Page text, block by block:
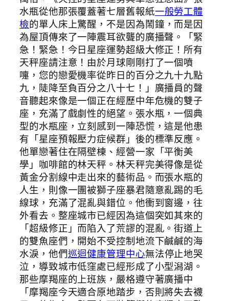
水瓶從他那張覆蓋著七層舊報紙一般勞工體
檢的單人床上驚醒，不是因為鬧鐘，而是因
為屋頂傳來了一陣震耳欲聾的廣播聲。「緊
急！緊急！今日星座運勢超級大修正！所有
天秤座請注意！由於月球剛剛打了一個噴
嚏，您的戀愛機率從昨日的百分之九十九點
九，陡降至負百分之八十七！」廣播員的聲
音聽起來像是一個正在經歷中年危機的雙子
座，充滿了戲劇性的絕望。張水瓶，一個典
型的水瓶座，立刻感到一陣恐慌，這是他患
有「星座預報壓力症候群」後的標準反應。
他單戀著住在隔壁棟、經營一家「平衡美
學」咖啡館的林天秤。林天秤完美得像是從
黃金分割線中走出來的藝術品。而張水瓶的
人生，則像一團被獅子座暴君隨意亂踢的毛
線球，充滿了混亂與錯位。他衝到窗邊，往
外看去。整座城市已經因為這個突如其來的
「超級修正」而陷入了荒謬的混亂。街道上
的雙魚座們，開始不受控制地流下鹹鹹的海
水淚，他們巡迴健康管理中心無法停止地哭
泣，導致城市低窪處已經形成了小型潟湖。
那些摩羯座的上班族，嚴格遵守著廣播中
「摩羯座今天適合原地踏步，否則將失去襪